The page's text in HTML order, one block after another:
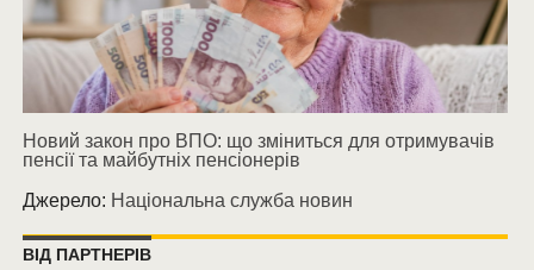
Новий закон про ВПО: що зміниться для отримувачів
пенсії та майбутніх пенсіонерів
Джерело: Національна служба новин
ВІД ПАРТНЕРІВ